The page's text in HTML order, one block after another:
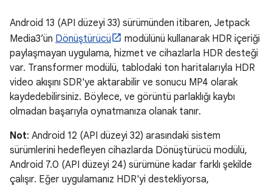
Android 13 (API düzeyi 33) sürümünden itibaren, Jetpack
Media3’ün Dönüştürücü
modülünü kullanarak HDR içeriği
paylaşmayan uygulama, hizmet ve cihazlarla HDR desteği
var. Transformer modülü, tablodaki ton haritalarıyla HDR
video akışını SDR'ye aktarabilir ve sonucu MP4 olarak
kaydedebilirsiniz. Böylece, ve görüntü parlaklığı kaybı
olmadan başarıyla oynatmanıza olanak tanır.
Not: Android 12 (API düzeyi 32) arasındaki sistem
sürümlerini hedefleyen cihazlarda Dönüştürücü modülü,
Android 7.0 (API düzeyi 24) sürümüne kadar farklı şekilde
çalışır. Eğer uygulamanız HDR'yi destekliyorsa,